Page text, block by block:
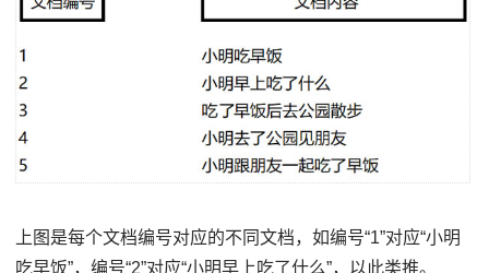
上图是每个文档编号对应的不同文档，如编号“1”对应“小明
吃早饭”，编号“2”对应“小明早上吃了什么”，以此类推。